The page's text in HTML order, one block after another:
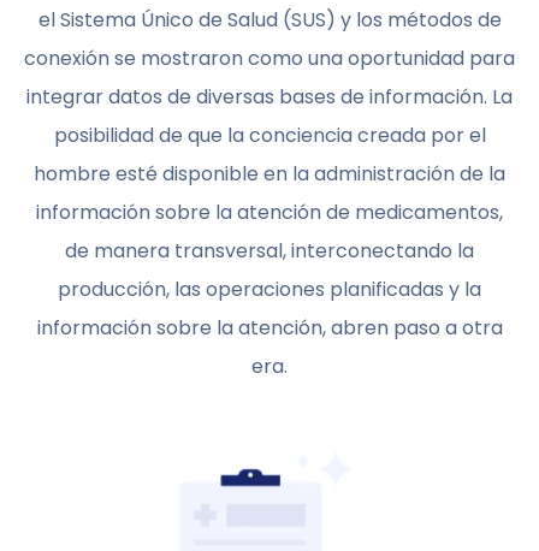
el Sistema Único de Salud (SUS) y los métodos de
conexión se mostraron como una oportunidad para
integrar datos de diversas bases de información. La
posibilidad de que la conciencia creada por el
hombre esté disponible en la administración de la
información sobre la atención de medicamentos,
de manera transversal, interconectando la
producción, las operaciones planificadas y la
información sobre la atención, abren paso a otra
era.